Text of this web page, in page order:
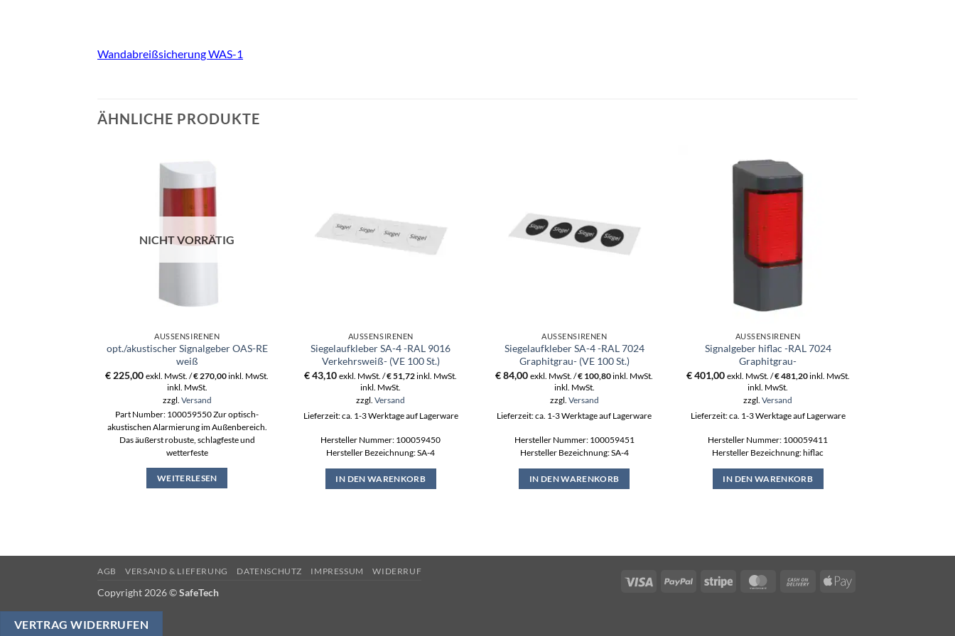
Wandabreißsicherung WAS-1
ÄHNLICHE PRODUKTE
NICHT VORRÄTIG
AUSSENSIRENEN
opt./akustischer Signalgeber OAS-RE
weiß
€ 225,00 exkl. MwSt. /€ 270,00inkl. MwSt.
inkl. MwSt.
zzgl. Versand
Part Number: 100059550 Zur optisch-
akustischen Alarmierung im Außenbereich.
Das äußerst robuste, schlagfeste und
wetterfeste
WEITERLESEN
AUSSENSIRENEN
Siegelaufkleber SA-4 -RAL 9016
Verkehrsweiß- (VE 100 St.)
€43,10 exkl. MwSt. /€51,72inkl. MwSt.
inkl. MwSt.
zzgl.Versand
Lieferzeit: ca. 1-3 Werktage auf Lagerware
Hersteller Nummer: 100059450
Hersteller Bezeichnung: SA-4
IN DEN WARENKORB
AUSSENSIRENEN
Siegelaufkleber SA-4 -RAL 7024
Graphitgrau- (VE 100 St.)
€84,00 exkl. MwSt. /€ 100,80inkl. MwSt.
inkl. MwSt.
zzgl. Versand
Lieferzeit: ca. 1-3 Werktage auf Lagerware
Hersteller Nummer: 100059451
Hersteller Bezeichnung: SA-4
IN DEN WARENKORB
AUSSENSIRENEN
Signalgeber hiflac -RAL 7024
Graphitgrau-
€401,00 exkl. MwSt. /€481,20inkl. MwSt.
inkl. MwSt.
zzgl.Versand
Lieferzeit: ca. 1-3 Werktage auf Lagerware
Hersteller Nummer: 100059411
Hersteller Bezeichnung: hiflac
IN DEN WARENKORB
Visa PayPal Stripe MasterCardCash
Apple
AGB VERSAND & LIEFERUNG DATENSCHUTZ IMPRESSUM WIDERRUF
Copyright 2026 ©SafeTech
VERTRAG WIDERRUFEN